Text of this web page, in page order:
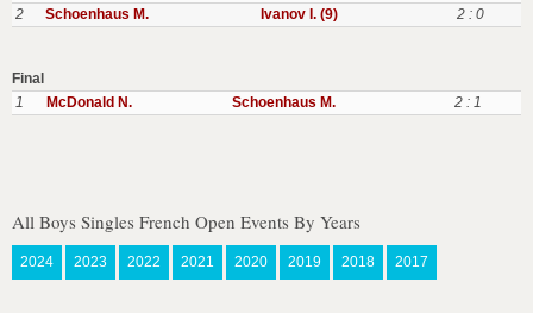
2
Schoenhaus M. Ivanov I. (9) 2 : 0
Final
1
McDonald N. Schoenhaus M. 2 : 1
All Boys Singles French Open Events By Years
2024 2023 2022 2021 2020 2019 2018 2017